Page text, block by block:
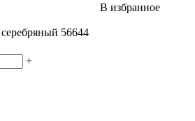
В избранное
серебряный 56644
+